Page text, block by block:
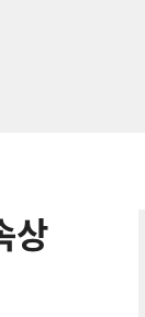
상